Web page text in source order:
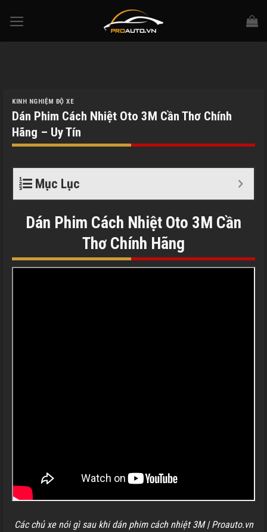
KINH NGHIỆM ĐỘ XE
Dán Phim Cách Nhiệt Oto 3M Cần Thơ Chính
Hãng – Uy Tín
Mục Lục
Dán Phim Cách Nhiệt Oto 3M Cần
Thơ Chính Hãng
Các chủ xe nói gì sau khi dán phim cách nhiệt 3M | Proauto.vn